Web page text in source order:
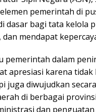
pemerintah di
dasar bagi tata kelola
mendapat
pemerintah dalam
apresiasi karena
juga diwujudkan
di berbagai
dan penguatan